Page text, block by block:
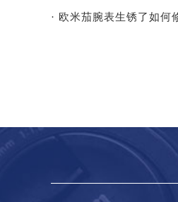
· 欧米茄腕表生锈了如何